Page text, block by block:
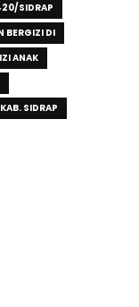
SIDRAP
BERGIZI DI
ANAK
SIDRAP